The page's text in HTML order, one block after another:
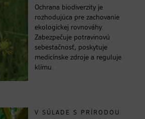
Ochrana biodiverzity je
rozhodujúca pre zachovanie
ekologickej rovnováhy.
Zabezpečuje potravinovú
sebestačnosť, poskytuje
medicínske zdroje a reguluje
klímu.
V SÚLADE S PRÍRODOU